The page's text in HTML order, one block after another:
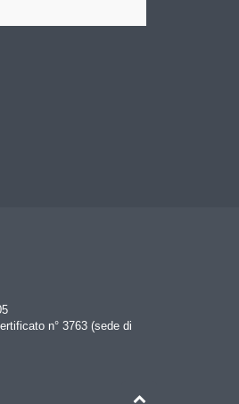
n° 3763 (sede di